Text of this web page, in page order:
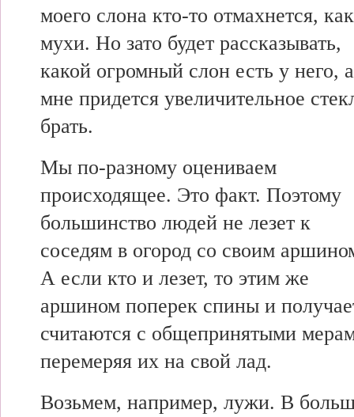
моего слона кто-то отмахнется,
мухи. Но зато будет рассказывать,
какой огромный слон есть у него, а
мне придется увеличительное
брать.
Мы по-разному оцениваем
происходящее. Это факт. Поэтому
большинство людей не лезет к
соседям в огород со своим
А если кто и лезет, то этим же
аршином поперек спины и
считаются с общепринятыми
перемеряя их на свой лад.
Возьмем, например, лужи. В